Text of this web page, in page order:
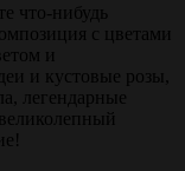
что-нибудь
с цветами
и
и кустовые розы,
легендарные